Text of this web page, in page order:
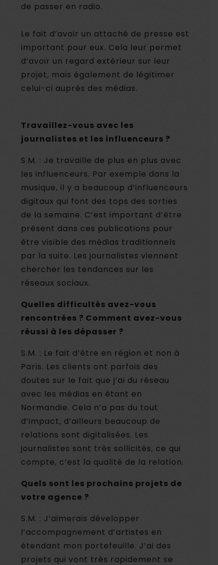
de passer en radio.
Le fait d’avoir un attaché de presse est
important pour eux. Cela leur permet
d’avoir un regard extérieur sur leur
projet, mais également de légitimer
celui-ci auprès des médias.
Travaillez-vous avec les
journalistes et les influenceurs ?
S.M. : Je travaille de plus en plus avec
les influenceurs. Par exemple dans la
musique, il y a beaucoup d’influenceurs
digitaux qui font des tops des sorties
de la semaine. C’est important d’être
présent dans ces publications pour
être visible des médias traditionnels
par la suite. Les journalistes viennent
chercher les tendances sur les
réseaux sociaux.
Quelles difficultés avez-vous
rencontrées ? Comment avez-vous
réussi à les dépasser ?
S.M. : Le fait d’être en région et non à
Paris. Les clients ont parfois des
doutes sur le fait que j’ai du réseau
avec les médias en étant en
Normandie. Cela n’a pas du tout
d’impact, d’ailleurs beaucoup de
relations sont digitalisées. Les
journalistes sont très sollicités, ce qui
compte, c’est la qualité de la relation.
Quels sont les prochains projets de
votre agence ?
S.M. : J’aimerais développer
l’accompagnement d’artistes en
étendant mon portefeuille. J’ai des
projets qui vont très rapidement se